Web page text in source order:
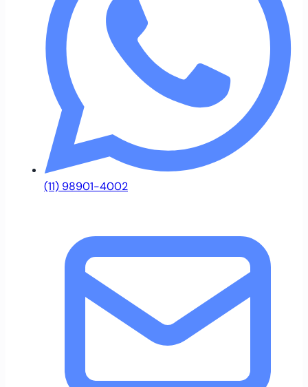
(11) 98901-4002